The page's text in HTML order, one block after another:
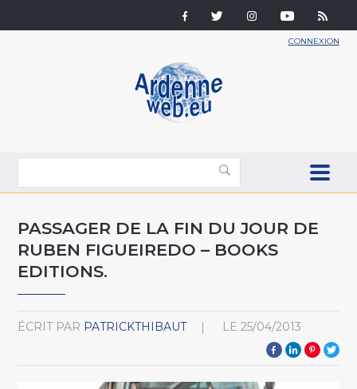
CONNEXION
PASSAGER DE LA FIN DU JOUR DE
RUBEN FIGUEIREDO – BOOKS
EDITIONS.
ÉCRIT PAR PATRICKTHIBAUT LE 25/04/2013